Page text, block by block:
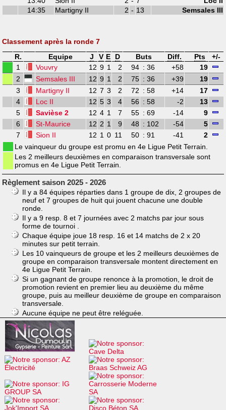
14:35
Martigny II 2 - 13 Semsales III
Classement après la ronde 7
R.
Equipe J V E D Buts Diff. Pts
+/-
1
Vouvry 12 9 1 2 94 : 36 +58
19
2
Semsales III 12 9 1 2 75 : 36 +39
19
3
Martigny II 12 7 3 2 72 : 58 +14
17
4
Loc II 12 5 3 4 56 : 58 -2
13
5
Savièse 2 12 4 1 7 55 : 69 -14
9
6
St-Maurice 12 2 1 9 48 : 102 -54
5
7
Sion II 12 1 0 11 50 : 91 -41
2
Le vainqueur du groupe est promu en 4e Ligue Petit Terrain.
Les 2 meilleurs deuxièmes en comparaison transversale sont
promus en 4e Ligue Petit Terrain.
Règlement saison 2025 - 2026
Il y a 84 équipes réparties dans 1 groupe de dix, 2 groupes de
neuf et 7 groupes de huit qui jouent chacune une double
ronde.
Il y a 9 resp. 8 et 7 journées avec 2 matchs par jour sous
forme de tournoi .
Chaque équipe joue 18 resp. 16 et 14 matchs de 2 x 20
minutes sur petit terrain.
Les 10 vainqueurs de groupe et les 2 meilleurs deuxièmes de
groupe en comparaison transversale montent directement en
4e Ligue Petit Terrain.
Si un gagnant de groupe renonce à la promotion, le droit de
promotion revient en premier lieu au deuxième du même
groupe, puis au meilleur deuxième de groupe en comparaison
transversale.
Aucune équipe ne peut être reléguée.